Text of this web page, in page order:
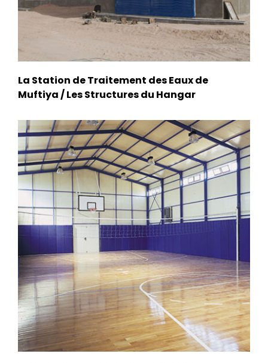
La Station de Traitement des Eaux de
Muftiya / Les Structures du Hangar